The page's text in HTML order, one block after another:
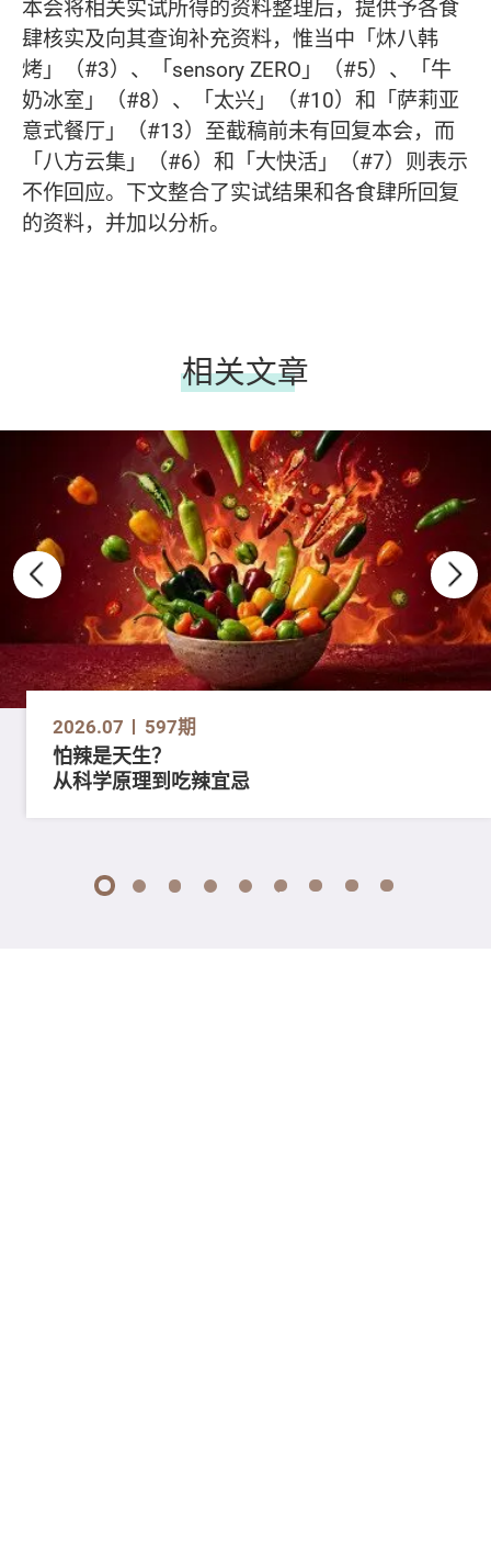
本会将相关实试所得的资料整理后，提供予各食
肆核实及向其查询补充资料，惟当中「炑八韩
烤」（#3）、「sensory ZERO」（#5）、「牛
奶冰室」（#8）、「太兴」（#10）和「萨莉亚
意式餐厅」（#13）至截稿前未有回复本会，而
「八方云集」（#6）和「大快活」（#7）则表示
不作回应。下文整合了实试结果和各食肆所回复
的资料，并加以分析。
相关文章
2026.07 597期
怕辣是天生？
从科学原理到吃辣宜忌
1 2 3 4 5 6 7 8 9